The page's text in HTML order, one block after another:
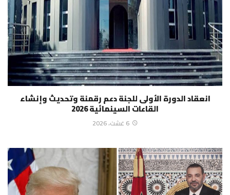
انعقاد الدورة الأولى للجنة دعم رقمنة وتحديث وإنشاء
القاعات السينمائية 2026
6 غشت، 2026